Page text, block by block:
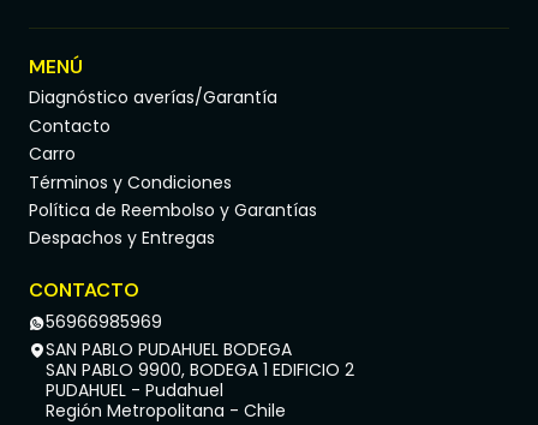
MENÚ
Diagnóstico averías/Garantía
Contacto
Carro
Términos y Condiciones
Política de Reembolso y Garantías
Despachos y Entregas
CONTACTO
56966985969
SAN PABLO PUDAHUEL BODEGA
SAN PABLO 9900, BODEGA 1 EDIFICIO 2
PUDAHUEL - Pudahuel
Región Metropolitana - Chile